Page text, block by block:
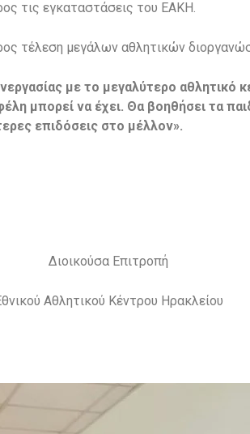
τις εγκαταστάσεις του ΕΑΚΗ.
τέλεση μεγάλων αθλητικών
με το μεγαλύτερο αθλητικό
μπορεί να έχει. Θα βοηθήσει τα
επιδόσεις στο μέλλον».
Διοικούσα Επιτροπή
Αθλητικού Κέντρου Ηρακλείου